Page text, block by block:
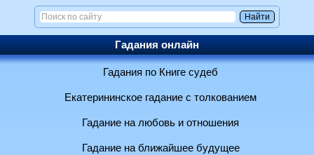
Гадания онлайн
Гадания по Книге судеб
Екатерининское гадание с толкованием
Гадание на любовь и отношения
Гадание на ближайшее будущее